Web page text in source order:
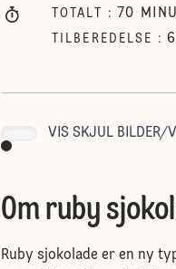
TOTALT : 70
TILBEREDELSE :
VIS SKJUL BILDER/
Om ruby
Ruby sjokolade er en ny